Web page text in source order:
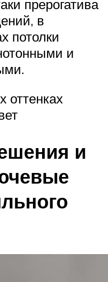
прерогатива
в
потолки
и
оттенках
и